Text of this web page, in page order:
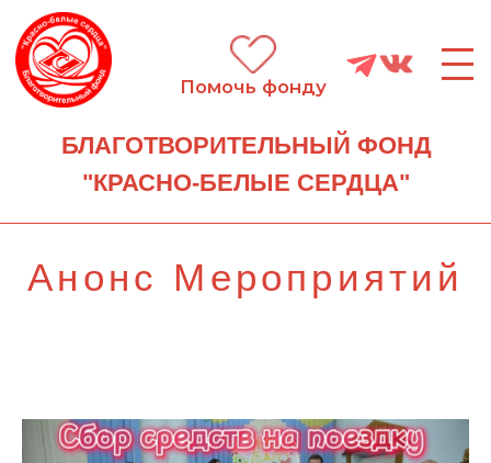
БЛАГОТВОРИТЕЛЬНЫЙ ФОНД
Анонс Мероприятий